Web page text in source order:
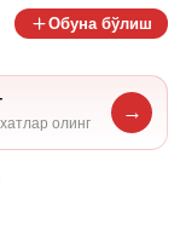
Обуна бўлиш
олинг
→